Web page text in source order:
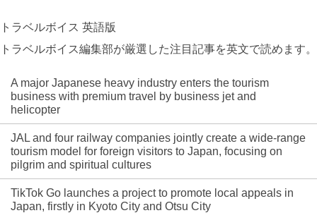
トラベルボイス 英語版
トラベルボイス編集部が厳選した注目記事を英文で読めます。
A major Japanese heavy industry enters the tourism
business with premium travel by business jet and
helicopter
JAL and four railway companies jointly create a wide-range
tourism model for foreign visitors to Japan, focusing on
pilgrim and spiritual cultures
TikTok Go launches a project to promote local appeals in
Japan, firstly in Kyoto City and Otsu City